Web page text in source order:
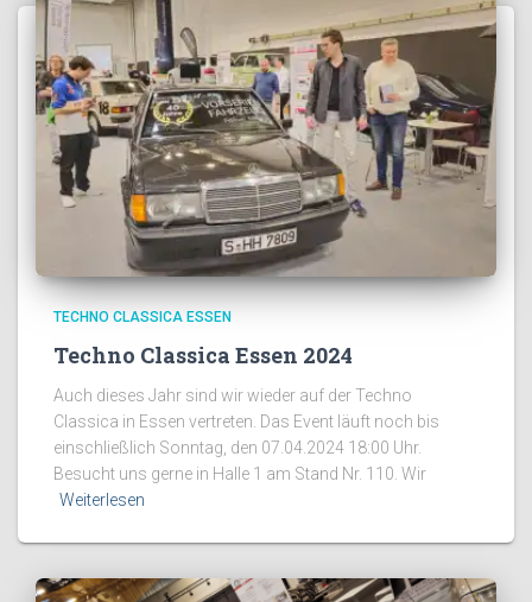
TECHNO CLASSICA ESSEN
Techno Classica Essen 2024
Auch dieses Jahr sind wir wieder auf der Techno
Classica in Essen vertreten. Das Event läuft noch bis
einschließlich Sonntag, den 07.04.2024 18:00 Uhr.
Besucht uns gerne in Halle 1 am Stand Nr. 110. Wir
Weiterlesen